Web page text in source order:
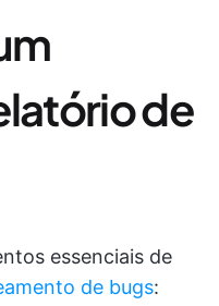
de
essenciais de
de bugs: